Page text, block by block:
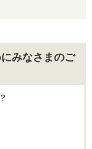
みなさまのご